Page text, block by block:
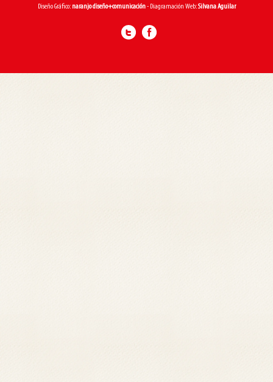
Diseño Gráfico: naranjo diseño+comunicación- Diagramación Web:Silvana Aguilar